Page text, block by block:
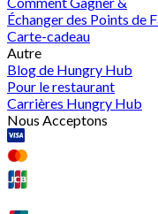
Échanger des Points de
Carte-cadeau
Autre
Blog de Hungry Hub
Pour le restaurant
Carrières Hungry Hub
Nous Acceptons